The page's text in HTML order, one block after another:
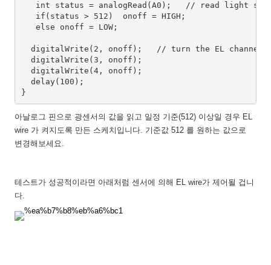
int status = analogRead(A0);   // read light
   if(status > 512)  onoff = HIGH;
   else onoff = LOW;
digitalWrite(2, onoff);   // turn the EL channel
  digitalWrite(3, onoff);
  digitalWrite(4, onoff);
  delay(100);
아날로그 핀으로 광센서의 값을 읽고 일정 기준(512) 이상일 경우 EL
wire 가 켜지도록 만든 스케치입니다. 기준값 512 를 원하는 값으로
변경해보세요.
테스트가 성공적이라면 아래처럼 센서에 의해 EL wire가 제어될 겁니
다.